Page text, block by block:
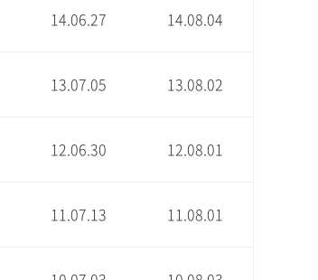
14.06.27 14.08.04
13.07.05 13.08.02
12.06.30 12.08.01
11.07.13 11.08.01